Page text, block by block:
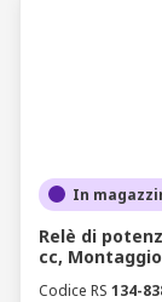
In
Relè di
cc,
Codice RS 134-